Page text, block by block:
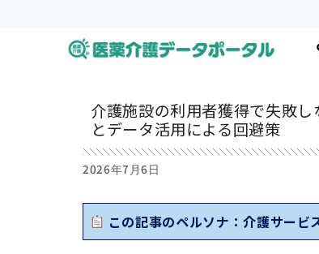
介護施設の利用者獲得で失敗
とデータ活用による回避策
2026年7月6日
この記事のペルソナ：介護サービ